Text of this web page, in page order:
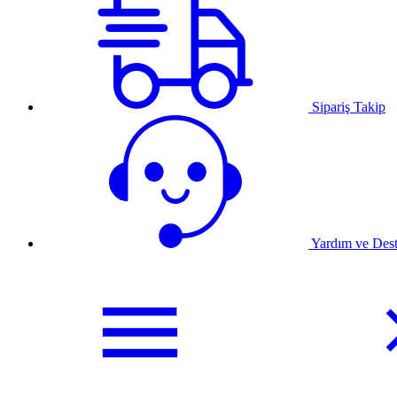
Sipariş Takip
Yardım ve